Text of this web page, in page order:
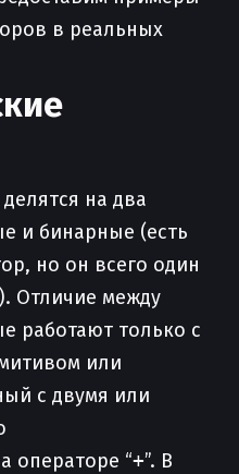
в реальных
на два
и бинарные (есть
но он всего один
Отличие между
работают только с
или
с двумя или
операторе “+”. В